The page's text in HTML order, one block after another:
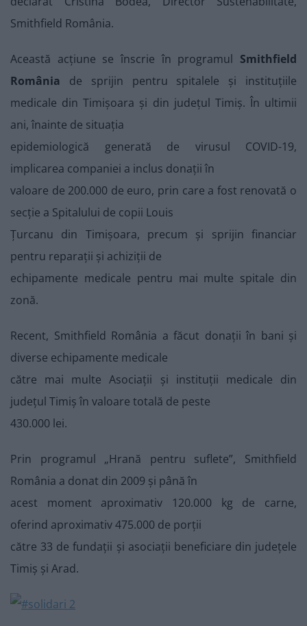
Smithfield România.
Această acțiune se înscrie în programul Smithfield
România de sprijin pentru spitalele şi instituţiile
medicale din Timişoara şi din judeţul Timiş. În ultimii
ani, înainte de situația
epidemiologică generată de virusul COVID-19,
implicarea companiei a inclus donaţii în
valoare de 200.000 de euro, prin care a fost renovată o
secţie a Spitalului de copii Louis
Ţurcanu din Timișoara, precum și sprijin financiar
pentru reparaţii şi achiziţii de
echipamente medicale pentru mai multe spitale din
zonă.
Recent, Smithfield România a făcut donaţii în bani și
diverse echipamente medicale
către mai multe Asociații și instituţii medicale din
judeţul Timiş în valoare totală de peste
430.000 lei.
Prin programul „Hrană pentru suflete”, Smithfield
România a donat din 2009 și până în
acest moment aproximativ 120.000 kg de carne,
oferind aproximativ 475.000 de porții
către 33 de fundații și asociații beneficiare din județele
Timiș și Arad.